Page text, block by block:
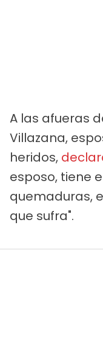
A las afueras
Villazana,
heridos,
esposo, tiene
quemaduras,
que sufra".